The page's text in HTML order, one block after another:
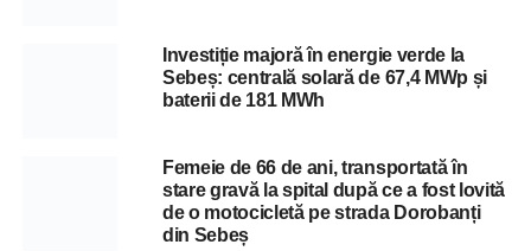
Investiție majoră în energie verde la
Sebeș: centrală solară de 67,4 MWp și
baterii de 181 MWh
Femeie de 66 de ani, transportată în
stare gravă la spital după ce a fost lovită
de o motocicletă pe strada Dorobanți
din Sebeș